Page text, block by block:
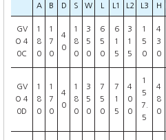
A B D S W L1 L2 L3 H
GV
O 4
0C
1
8
0
1
7
0
4
0
1
8
0
3
5
0
6
5
0
6
1
5
3
1
5
1
5
0
4
3
0
GV
O 4
0D
1
8
0
1
7
0
4
0
1
8
0
3
5
0
7
5
0
7
1
5
4
0
0
1
5
7.
5
4
8
0